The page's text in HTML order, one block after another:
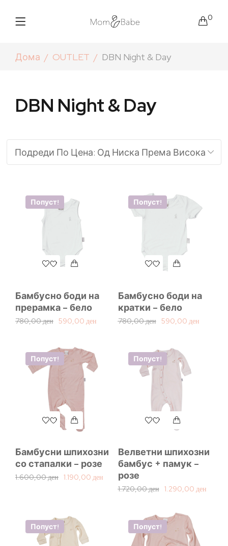
0
DBN Night & Day
Дома OUTLET DBN Night & Day
Попуст!
Бамбусно боди на
прерамка – бело
780,00ден 590,00 ден
Попуст!
Бамбусно боди на
кратки – бело
780,00ден 590,00 ден
Попуст!
Бамбусни шпихозни
со стапалки – розе
1.600,00ден 1.190,00 ден
Попуст!
Велветни шпихозни
бамбус + памук –
розе
1.720,00ден 1.290,00 ден
Попуст! Попуст!